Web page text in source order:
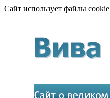
Сайт использует файлы cookie